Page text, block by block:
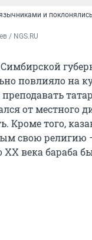
и
/ NGS.RU
повлияло на
от местного
Кроме того,
свою религию
ХХ века бараба